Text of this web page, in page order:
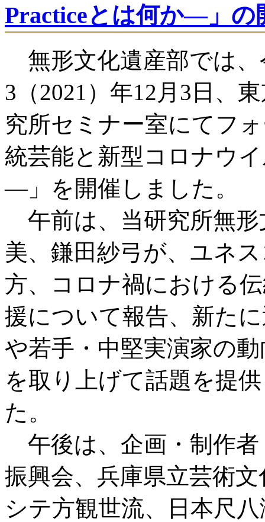
Practiceとは何か―」の
無形文化遺産部では、
3（2021）年12月3日、
究所セミナー室にてフ
統芸能と新型コロナウ
―」を開催しました。
午前は、当研究所無形
美、鎌田紗弓が、ユネ
方、コロナ禍における
援について報告、新た
や若手・中堅実演家の動
を取り上げて話題を提
た。
午後は、企画・制作者
振興会、兵庫県立芸術
シテ方観世流、日本尺